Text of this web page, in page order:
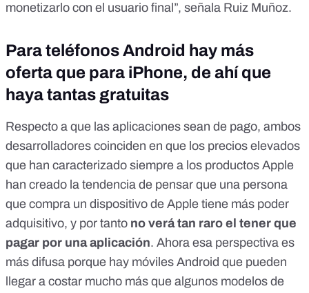
monetizarlo con el usuario final”, señala Ruiz Muñoz.
Para teléfonos Android hay más
oferta que para iPhone, de ahí que
haya tantas gratuitas
Respecto a que las aplicaciones sean de pago, ambos
desarrolladores coinciden en que los precios elevados
que han caracterizado siempre a los productos Apple
han creado la tendencia de pensar que una persona
que compra un dispositivo de Apple tiene más poder
adquisitivo, y por tanto no verá tan raro el tener que
pagar por una aplicación. Ahora esa perspectiva es
más difusa porque hay móviles Android que pueden
llegar a costar mucho más que algunos modelos de